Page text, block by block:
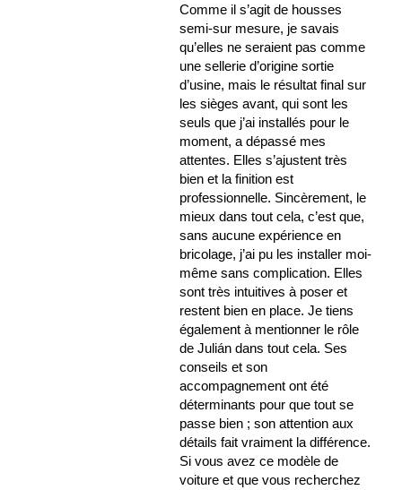
Comme il s’agit de housses
semi-sur mesure, je savais
qu’elles ne seraient pas comme
une sellerie d’origine sortie
d’usine, mais le résultat final sur
les sièges avant, qui sont les
seuls que j’ai installés pour le
moment, a dépassé mes
attentes. Elles s’ajustent très
bien et la finition est
professionnelle. Sincèrement, le
mieux dans tout cela, c’est que,
sans aucune expérience en
bricolage, j’ai pu les installer moi-
même sans complication. Elles
sont très intuitives à poser et
restent bien en place. Je tiens
également à mentionner le rôle
de Julián dans tout cela. Ses
conseils et son
accompagnement ont été
déterminants pour que tout se
passe bien ; son attention aux
détails fait vraiment la différence.
Si vous avez ce modèle de
voiture et que vous recherchez